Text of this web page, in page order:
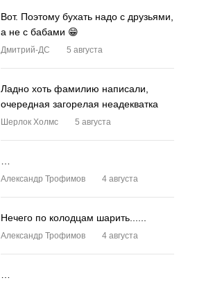
Вот. Поэтому бухать надо с друзьями,
а не с бабами 😁
Дмитрий-ДС 5 августа
Ладно хоть фамилию написали,
очередная загорелая неадекватка
Шерлок Холмс 5 августа
Александр Трофимов 4 августа
Нечего по колодцам шарить......
Александр Трофимов 4 августа